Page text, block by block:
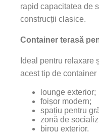
rapid capacitatea de
construcții clasice.
Container terasă
Ideal pentru relaxare
acest tip de
lounge exterior;
foișor modern;
spațiu pentru
zonă de
birou exterior.